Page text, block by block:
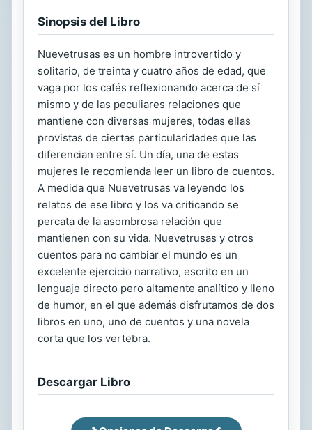
Sinopsis del Libro
Nuevetrusas es un hombre introvertido y
solitario, de treinta y cuatro años de edad, que
vaga por los cafés reflexionando acerca de sí
mismo y de las peculiares relaciones que
mantiene con diversas mujeres, todas ellas
provistas de ciertas particularidades que las
diferencian entre sí. Un día, una de estas
mujeres le recomienda leer un libro de cuentos.
A medida que Nuevetrusas va leyendo los
relatos de ese libro y los va criticando se
percata de la asombrosa relación que
mantienen con su vida. Nuevetrusas y otros
cuentos para no cambiar el mundo es un
excelente ejercicio narrativo, escrito en un
lenguaje directo pero altamente analítico y lleno
de humor, en el que además disfrutamos de dos
libros en uno, uno de cuentos y una novela
corta que los vertebra.
Descargar Libro